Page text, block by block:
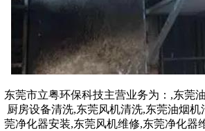
东莞市立粤环保科技主营业务为： ,东莞
厨房设备清洗,东莞风机清洗,东莞油烟
莞净化器安装,东莞风机维修,东莞净化器